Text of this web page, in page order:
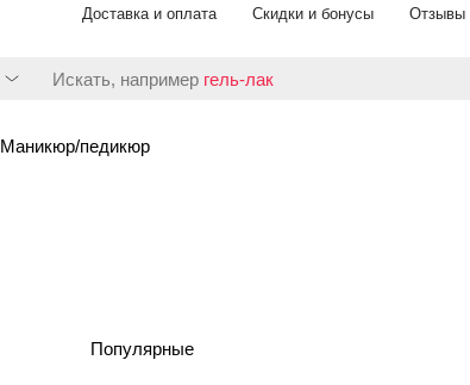
Доставка и оплата Скидки и бонусы Отзывы
Искать, например гель-лак
Маникюр/педикюр
Популярные